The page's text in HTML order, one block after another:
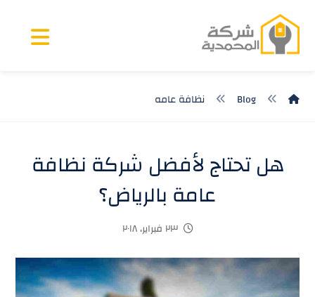
Blog نظافة عامه
هل تحتاج لأفضل شركة نظافة
عامة بالرياض؟
٢٣ فبراير، ٢٠١٨